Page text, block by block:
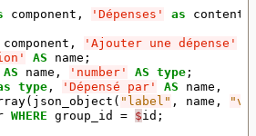
component , 'Dépenses' as contents
component , 'Ajouter une dépense'
AS name ;
AS name , 'number' AS type ;
type , 'Dépensé par' AS name ,
( json_object ( "label" , name ,
WHERE group_id = $id ;